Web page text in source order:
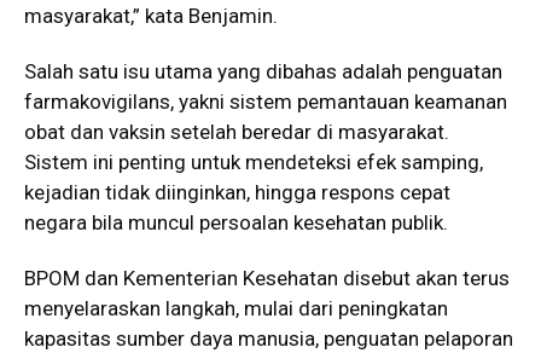
masyarakat,” kata Benjamin.
Salah satu isu utama yang dibahas adalah penguatan
farmakovigilans, yakni sistem pemantauan keamanan
obat dan vaksin setelah beredar di masyarakat.
Sistem ini penting untuk mendeteksi efek samping,
kejadian tidak diinginkan, hingga respons cepat
negara bila muncul persoalan kesehatan publik.
BPOM dan Kementerian Kesehatan disebut akan terus
menyelaraskan langkah, mulai dari peningkatan
kapasitas sumber daya manusia, penguatan pelaporan